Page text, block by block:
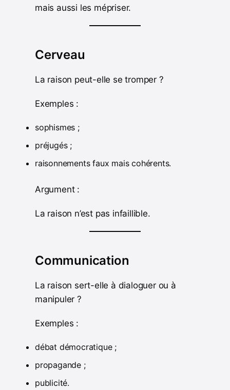
mais aussi les mépriser.
Cerveau
La raison peut-elle se tromper ?
Exemples :
sophismes ;
préjugés ;
raisonnements faux mais cohérents.
Argument :
La raison n’est pas infaillible.
Communication
La raison sert-elle à dialoguer ou à
manipuler ?
Exemples :
débat démocratique ;
propagande ;
publicité.